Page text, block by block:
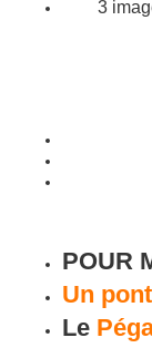
3
POUR
Un
Le